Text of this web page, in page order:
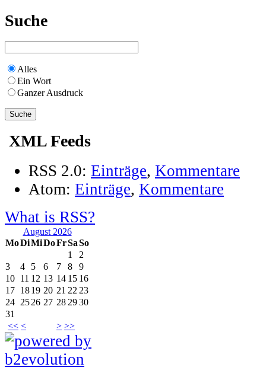
Suche
Alles
Ein Wort
Ganzer Ausdruck
XML Feeds
RSS 2.0: Einträge, Kommentare
Atom: Einträge, Kommentare
What is RSS?
August 2026
MoDiMiDoFrSaSo
<< < > >>
1
2
3
4 5 6 7 8
9
10 11 12 13 14 15 16
17 1819 20 21 22 23
24 2526 27 28 2930
31